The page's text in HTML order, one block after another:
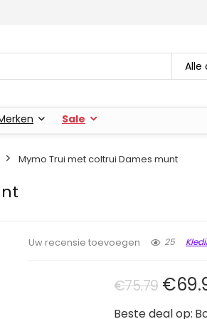
Alle
Sale
Mymo Trui met coltrui Dames munt
Uw recensie toevoegen 25
€75.79 €
Beste deal op: